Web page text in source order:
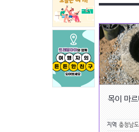
목이 마
지역 충청남